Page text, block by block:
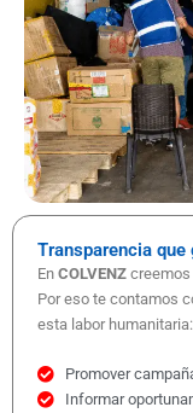
Transparencia
En COLVENZ creemos
Por eso te contamos
esta labor humanitaria:
Promover
Informar